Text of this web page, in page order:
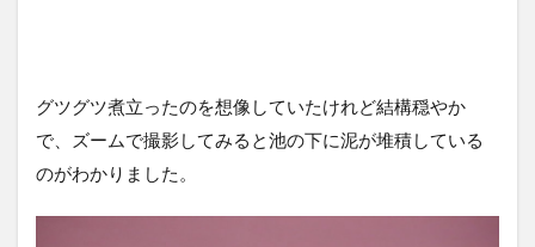
グツグツ煮立ったのを想像していたけれど結構穏やか
で、ズームで撮影してみると池の下に泥が堆積している
のがわかりました。